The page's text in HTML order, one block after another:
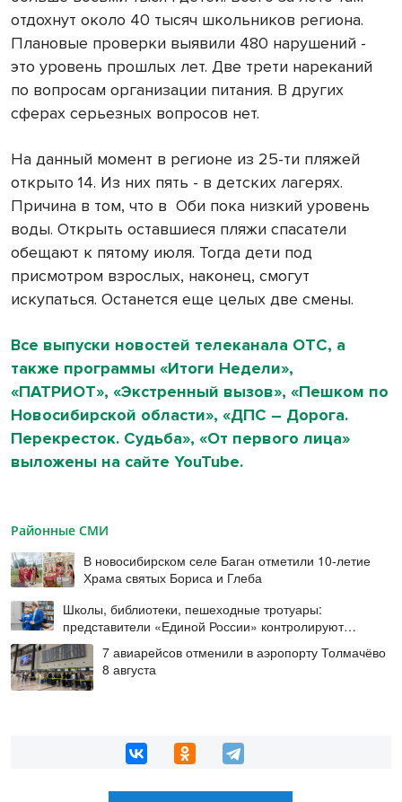
отдохнут около 40 тысяч школьников региона.
Плановые проверки выявили 480 нарушений -
это уровень прошлых лет. Две трети нареканий
по вопросам организации питания. В других
сферах серьезных вопросов нет.
На данный момент в регионе из 25-ти пляжей
открыто 14. Из них пять - в детских лагерях.
Причина в том, что в Оби пока низкий уровень
воды. Открыть оставшиеся пляжи спасатели
обещают к пятому июля. Тогда дети под
присмотром взрослых, наконец, смогут
искупаться. Останется еще целых две смены.
Все выпуски новостей телеканала ОТС, а
также программы «Итоги Недели»,
«ПАТРИОТ», «Экстренный вызов», «Пешком по
Новосибирской области», «ДПС – Дорога.
Перекресток. Судьба», «От первого лица»
выложены на сайте YouTube.
Районные СМИ
В новосибирском селе Баган отметили 10-летие
Храма святых Бориса и Глеба
Школы, библиотеки, пешеходные тротуары:
представители «Единой России» контролируют
работы на социальных объектах
7 авиарейсов отменили в аэропорту Толмачёво
8 августа